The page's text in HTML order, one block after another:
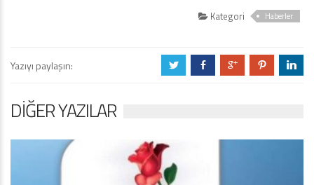
Kategori Haberler
Yazıyı paylaşın: a b c d j
DIĞER YAZILAR